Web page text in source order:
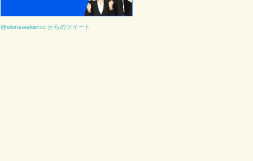
@okinawakencc からのツイート